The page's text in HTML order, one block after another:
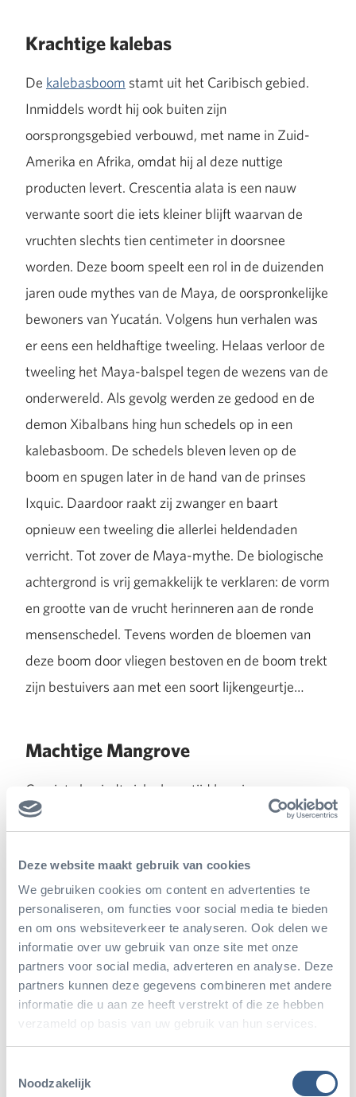
Deze website maakt gebruik van cookies
We gebruiken cookies om content en advertenties te
personaliseren, om functies voor social media te bieden
en om ons websiteverkeer te analyseren. Ook delen we
informatie over uw gebruik van onze site met onze
partners voor social media, adverteren en analyse. Deze
partners kunnen deze gegevens combineren met andere
informatie die u aan ze heeft verstrekt of die ze hebben
verzameld op basis van uw gebruik van hun services.
Noodzakelijk
Krachtige kalebas
De kalebasboom stamt uit het Caribisch gebied.
Inmiddels wordt hij ook buiten zijn
oorsprongsgebied verbouwd, met name in Zuid-
Amerika en Afrika, omdat hij al deze nuttige
producten levert. Crescentia alata is een nauw
verwante soort die iets kleiner blijft waarvan de
vruchten slechts tien centimeter in doorsnee
worden. Deze boom speelt een rol in de duizenden
jaren oude mythes van de Maya, de oorspronkelijke
bewoners van Yucatán. Volgens hun verhalen was
er eens een heldhaftige tweeling. Helaas verloor de
tweeling het Maya-balspel tegen de wezens van de
onderwereld. Als gevolg werden ze gedood en de
demon Xibalbans hing hun schedels op in een
kalebasboom. De schedels bleven leven op de
boom en spugen later in de hand van de prinses
Ixquic. Daardoor raakt zij zwanger en baart
opnieuw een tweeling die allerlei heldendaden
verricht. Tot zover de Maya-mythe. De biologische
achtergrond is vrij gemakkelijk te verklaren: de vorm
en grootte van de vrucht herinneren aan de ronde
mensenschedel. Tevens worden de bloemen van
deze boom door vliegen bestoven en de boom trekt
zijn bestuivers aan met een soort lijkengeurtje…
Machtige Mangrove
C. cujete bevindt zich al een tijd lang in onze
collectie. Hij groeit in de
op een plekje waar de
kunnen zien, in de buurt van de zebrastallen. In de
nieuwe Mangrove krijgen beide soorten
kalebasbomen een prominentere plek. In de Bush
heeft deze boom nooit zijn spectaculaire vruchten
ontwikkeld. We hopen dat hij zich in het opener
droogboslandschap vanBurgers’ Mangrove nog
meer op zijn gemak voelt dan in het regenwoud van
de Bush en dat hij ons dan ook verblijdt met zijn
gave vruchten!